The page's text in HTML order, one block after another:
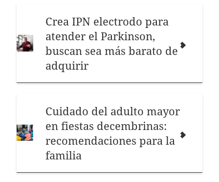
Crea IPN electrodo para
atender el Parkinson,
buscan sea más barato de
adquirir
Cuidado del adulto mayor
en fiestas decembrinas:
recomendaciones para la
familia